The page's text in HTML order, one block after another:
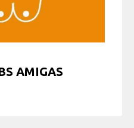
AMIGAS